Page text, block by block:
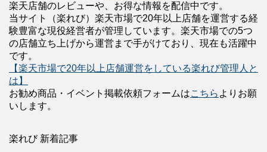
楽天店舗のレビューや、お得な情報を配信中です。
当サイト（楽れび）楽天市場で20年以上店舗を運営する経
験豊富な現役経営者が管理しています。楽天市場での5つ
の店舗立ち上げから運営まで手がけており、現在も活躍中
です。
【楽天市場で20年以上店舗運営をしている楽れび管理人と
は】
お勧め商品・イベント掲載依頼フォームはこちら よりお願
いします。
楽れび 新着記事